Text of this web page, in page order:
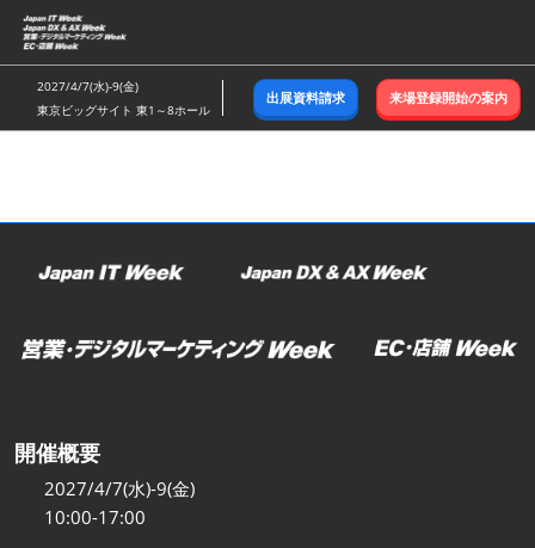
ス
キ
ッ
し
む
2027/4/7(水)-9(金)
東京ビッグサイト 東1～8ホール
出展資料請求 来場登録開始の案内
開催概要
2027/4/7(水)-9(金)
10:00-17:00